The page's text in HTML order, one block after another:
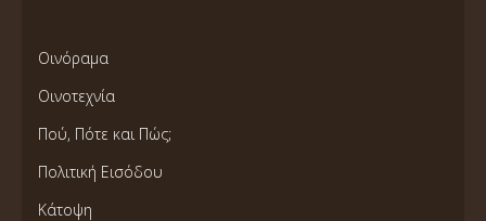
Οινόραμα
Οινοτεχνία
Πού, Πότε και Πώς;
Πολιτική Εισόδου
Κάτοψη